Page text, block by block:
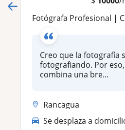
Fotógrafa Profesional | Clases de Fotografía Digital y
Creo que la fotografía
fotografiando. Por
combina una bre...
Rancagua
Se desplaza a